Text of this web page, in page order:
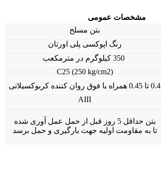
مشخصات عمومی
بتن مسلح
رنگ اپوکسی پلی اورتان
(C25 (250 kg/cm2
0.4 تا 0.45 همراه با فوق روان کننده کربوکسیلاتی
AIII
بتن حداقل 5 روز قبل از حمل عمل آوری شده
تا به مقاومت اولیه جهت بارگیری و حمل برسد